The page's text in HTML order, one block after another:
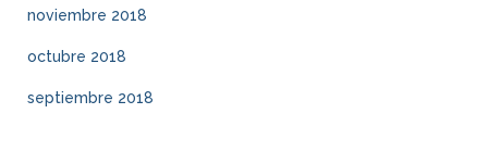
noviembre 2018
octubre 2018
septiembre 2018